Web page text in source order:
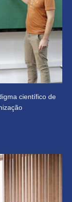
científico de